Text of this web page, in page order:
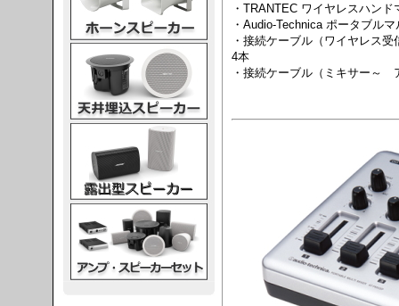
・TRANTEC ワイヤレスハン
・Audio-Technica ポータブル
・接続ケーブル（ワイヤレス
4本
・接続ケーブル（ミキサー